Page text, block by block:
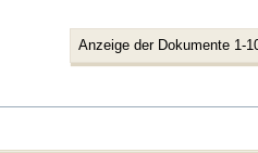
Anzeige der Dokumente 1-